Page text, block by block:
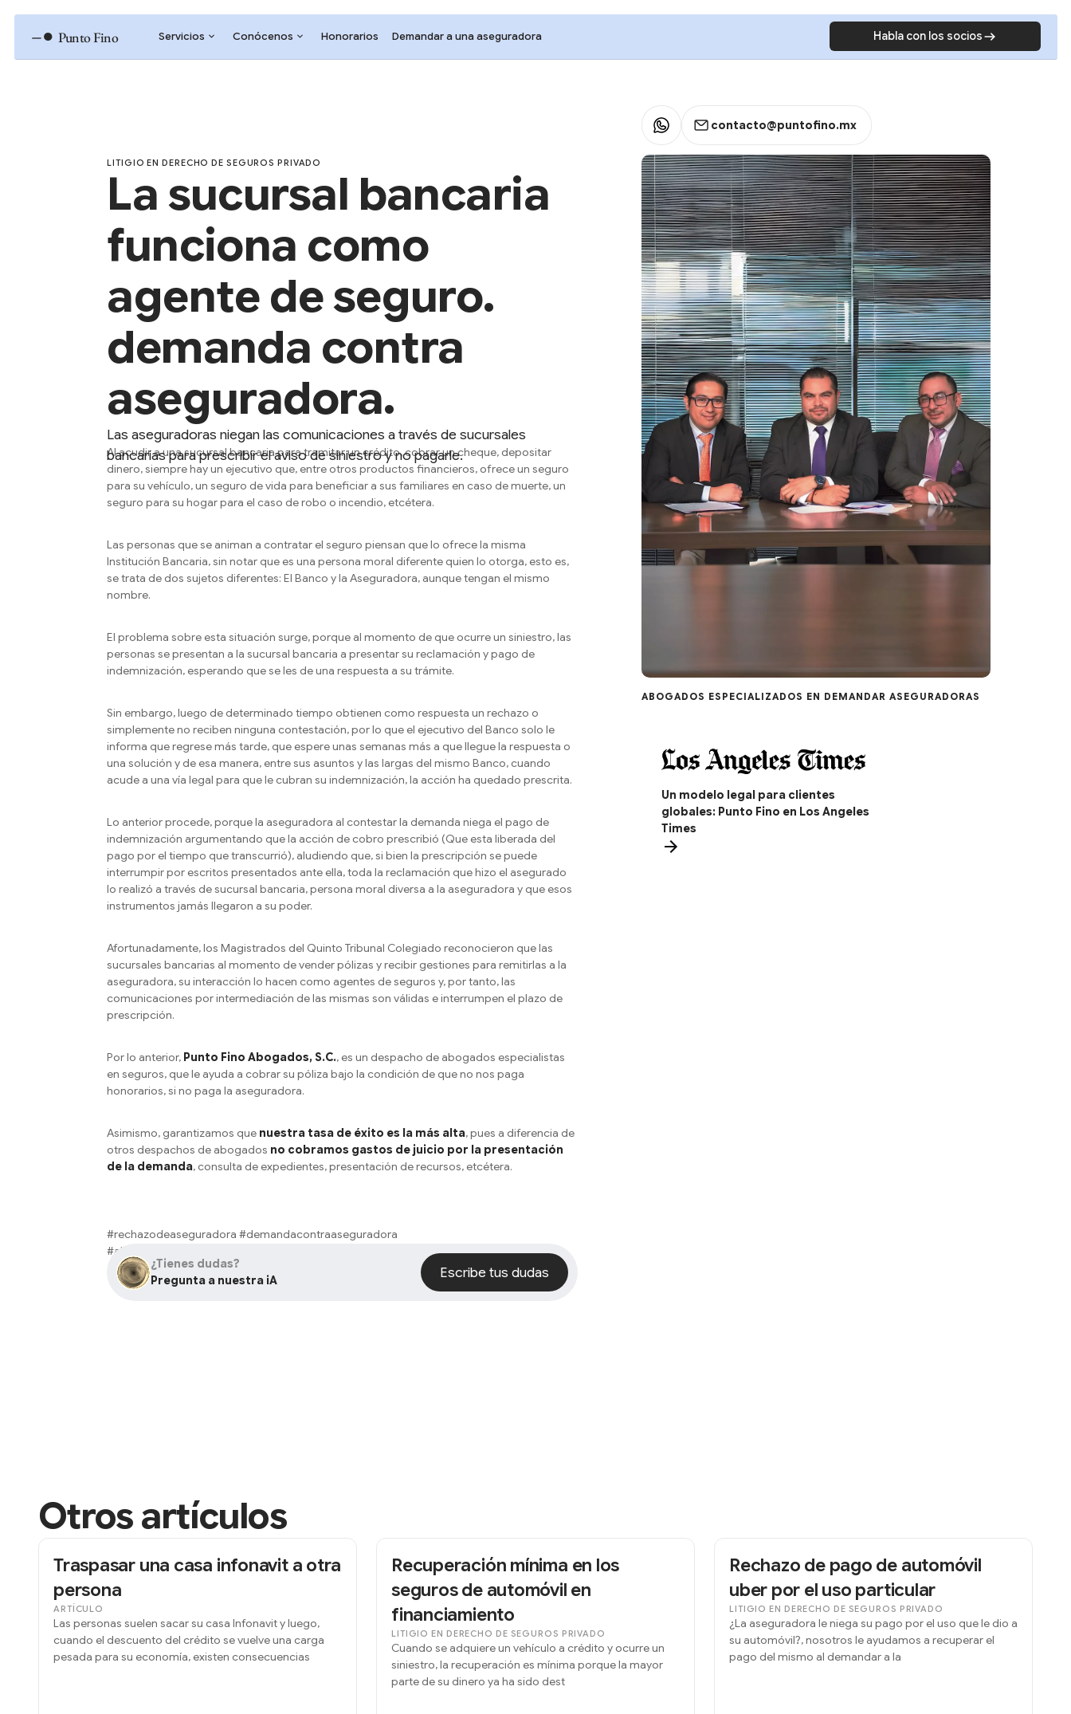
–● Punto Fino Servicios Conócenos Honorarios Demandar a una aseguradora Habla con los socios
LITIGIO EN DERECHO DE SEGUROS PRIVADO
La sucursal bancaria
funciona como
agente de seguro.
demanda contra
aseguradora.
Las aseguradoras niegan las comunicaciones a través de sucursales
bancarias para prescribir el aviso de siniestro y no pagarle.
Al acudir a una sucursal bancaria para tramitar un crédito, cobrar un cheque, depositar
dinero, siempre hay un ejecutivo que, entre otros productos financieros, ofrece un seguro
para su vehículo, un seguro de vida para beneficiar a sus familiares en caso de muerte, un
seguro para su hogar para el caso de robo o incendio, etcétera.
Las personas que se animan a contratar el seguro piensan que lo ofrece la misma
Institución Bancaria, sin notar que es una persona moral diferente quien lo otorga, esto es,
se trata de dos sujetos diferentes: El Banco y la Aseguradora, aunque tengan el mismo
nombre.
El problema sobre esta situación surge, porque al momento de que ocurre un siniestro, las
personas se presentan a la sucursal bancaria a presentar su reclamación y pago de
indemnización, esperando que se les de una respuesta a su trámite.
Sin embargo, luego de determinado tiempo obtienen como respuesta un rechazo o
simplemente no reciben ninguna contestación, por lo que el ejecutivo del Banco solo le
informa que regrese más tarde, que espere unas semanas más a que llegue la respuesta o
una solución y de esa manera, entre sus asuntos y las largas del mismo Banco, cuando
acude a una vía legal para que le cubran su indemnización, la acción ha quedado prescrita.
Lo anterior procede, porque la aseguradora al contestar la demanda niega el pago de
indemnización argumentando que la acción de cobro prescribió (Que esta liberada del
pago por el tiempo que transcurrió), aludiendo que, si bien la prescripción se puede
interrumpir por escritos presentados ante ella, toda la reclamación que hizo el asegurado
lo realizó a través de sucursal bancaria, persona moral diversa a la aseguradora y que esos
instrumentos jamás llegaron a su poder.
Afortunadamente, los Magistrados del Quinto Tribunal Colegiado reconocieron que las
sucursales bancarias al momento de vender pólizas y recibir gestiones para remitirlas a la
aseguradora, su interacción lo hacen como agentes de seguros y, por tanto, las
comunicaciones por intermediación de las mismas son válidas e interrumpen el plazo de
prescripción.
Por lo anterior, Punto Fino Abogados, S.C., es un despacho de abogados especialistas
en seguros, que le ayuda a cobrar su póliza bajo la condición de que no nos paga
honorarios, si no paga la aseguradora.
Asimismo, garantizamos que nuestra tasa de éxito es la más alta, pues a diferencia de
otros despachos de abogados no cobramos gastos de juicio por la presentación
de la demanda, consulta de expedientes, presentación de recursos, etcétera.
#rechazodeaseguradora #demandacontraaseguradora
#abogadosespecialistasenseguros #segurodeauto
¿Tienes dudas?
Pregunta a nuestra iA
Escribe tus dudas
contacto@puntofino.mx
ABOGADOS ESPECIALIZADOS EN DEMANDAR ASEGURADORAS
Un modelo legal para clientes
globales: Punto Fino en Los Angeles
Times
Otros artículos
Traspasar una casa infonavit a otra
persona
ARTÍCULO
Las personas suelen sacar su casa Infonavit y luego,
cuando el descuento del crédito se vuelve una carga
pesada para su economía, existen consecuencias
Recuperación mínima en los
seguros de automóvil en
financiamiento
LITIGIO EN DERECHO DE SEGUROS PRIVADO
Cuando se adquiere un vehículo a crédito y ocurre un
siniestro, la recuperación es mínima porque la mayor
parte de su dinero ya ha sido dest
Rechazo de pago de automóvil
uber por el uso particular
LITIGIO EN DERECHO DE SEGUROS PRIVADO
¿La aseguradora le niega su pago por el uso que le dio a
su automóvil?, nosotros le ayudamos a recuperar el
pago del mismo al demandar a la